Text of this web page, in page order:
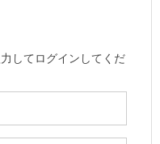
してログインしてくだ